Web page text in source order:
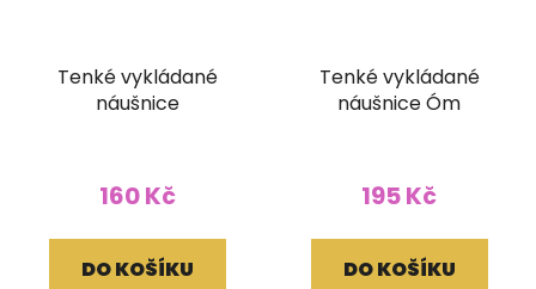
Tenké vykládané
náušnice
160 Kč
DO KOŠÍKU
Tenké vykládané
náušnice Óm
195 Kč
DO KOŠÍKU